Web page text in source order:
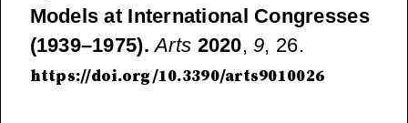
Models at International Congresses
(1939–1975). Arts 2020, 9, 26.
https://doi.org/10.3390/arts9010026